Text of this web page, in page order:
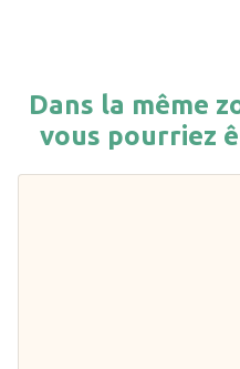
Dans la même
vous pourriez